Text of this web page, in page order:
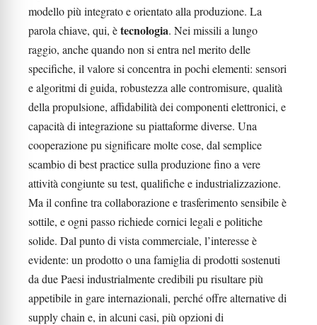
modello più integrato e orientato alla produzione. La
parola chiave, qui, ètecnologia. Nei missili a lungo
raggio, anche quando non si entra nel merito delle
specifiche, il valore si concentra in pochi elementi: sensori
e algoritmi di guida, robustezza alle contromisure, qualità
della propulsione, affidabilità dei componenti elettronici, e
capacità di integrazione su piattaforme diverse. Una
cooperazione pu significare molte cose, dal semplice
scambio di best practice sulla produzione fino a vere
attività congiunte su test, qualifiche e industrializzazione.
Ma il confine tra collaborazione e trasferimento sensibile è
sottile, e ogni passo richiede cornici legali e politiche
solide. Dal punto di vista commerciale, l’interesse è
evidente: un prodotto o una famiglia di prodotti sostenuti
da due Paesi industrialmente credibili pu risultare più
appetibile in gare internazionali, perché offre alternative di
supply chain e, in alcuni casi, più opzioni di